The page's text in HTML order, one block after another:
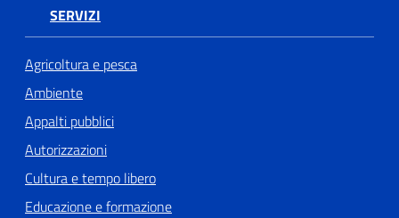
SERVIZI
Agricoltura e pesca
Ambiente
Appalti pubblici
Autorizzazioni
Cultura e tempo libero
Educazione e formazione